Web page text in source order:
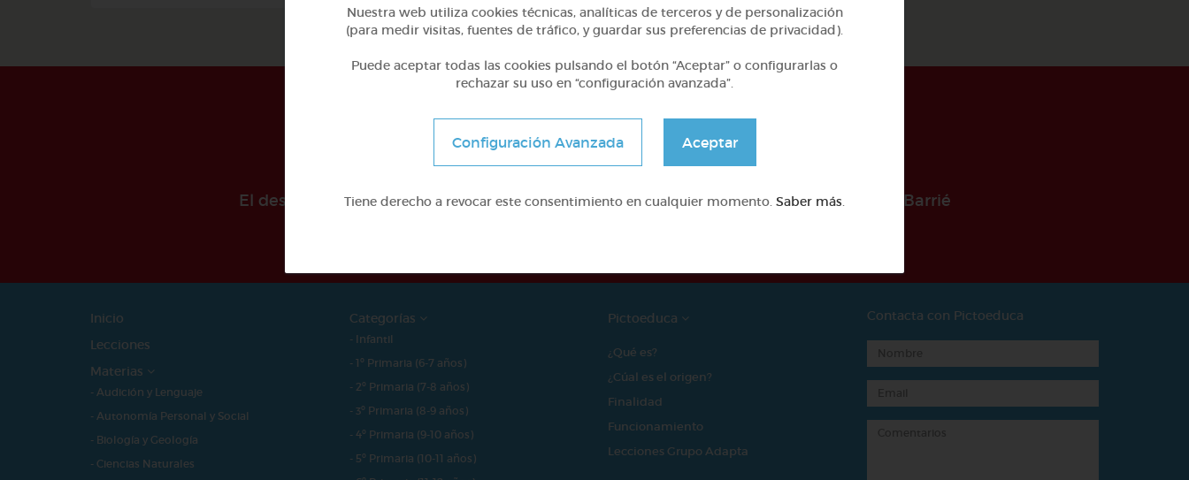
El desarollo de este proyecto ha sido posible gracias al mecenazgo de la Fundación Barrié
Inicio
Lecciones
Materias
- Audición y Lenguaje
- Autonomía Personal y Social
- Biología y Geología
- Ciencias Naturales
Categorías
- Infantil
- 1º Primaria (6-7 años)
- 2º Primaria (7-8 años)
- 3º Primaria (8-9 años)
- 4º Primaria (9-10 años)
- 5º Primaria (10-11 años)
Pictoeduca
¿Qué es?
¿Cúal es el origen?
Finalidad
Funcionamiento
Lecciones Grupo Adapta
Contacta con Pictoeduca
Nuestra web utiliza cookies técnicas, analíticas de terceros y de personalización
(para medir visitas, fuentes de tráfico, y guardar sus preferencias de privacidad).
Puede aceptar todas las cookies pulsando el botón “Aceptar” o configurarlas o
rechazar su uso en “configuración avanzada”.
Configuración Avanzada Aceptar
Tiene derecho a revocar este consentimiento en cualquier momento. Saber más.